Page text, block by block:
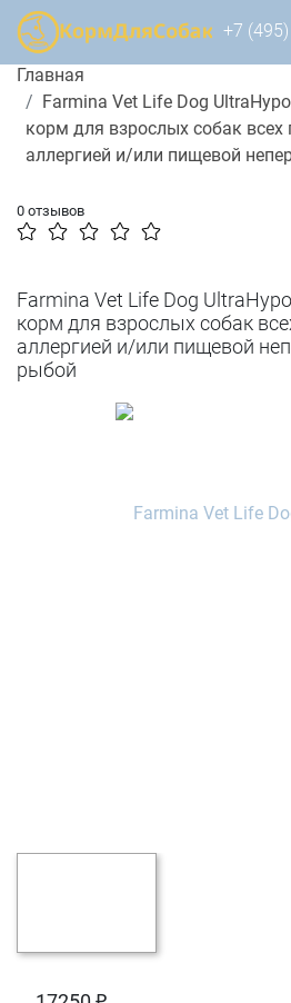
+7
Главная
Farmina Vet Life Dog
корм для взрослых собак всех
аллергией и/или пищевой
0 отзывов
Farmina Vet Life Dog
корм для взрослых собак
аллергией и/или пищевой
рыбой